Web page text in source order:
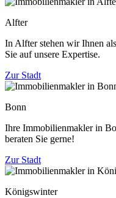
Alfter
In Alfter stehen wir Ihnen
Sie auf unsere Expertise.
Zur Stadt
Bonn
Ihre Immobilienmakler in
beraten Sie gerne!
Zur Stadt
Königswinter